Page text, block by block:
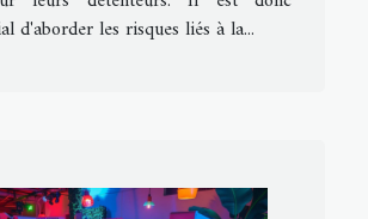
d'aborder les risques liés à la...